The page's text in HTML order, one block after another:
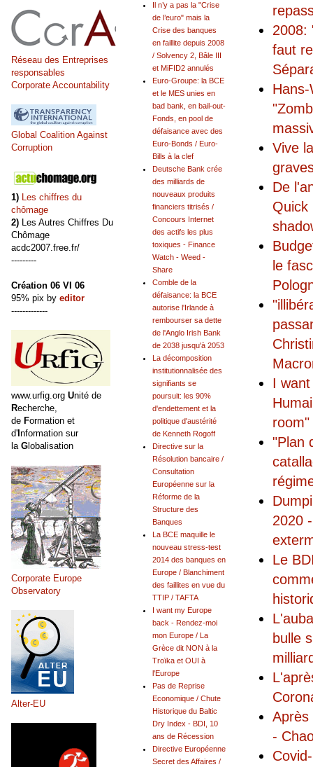
2008:
faut
Vive
De
Quick
le
I
"Plan
2020
Le
bulle
Après
-
Il n’y a pas la "Crise
de l’euro" mais la
Crise des banques
en faillite depuis 2008
/ Solvency 2, Bâle III
et MiFID2 annulés
Euro-Groupe: la BCE
et le MES unies en
bad bank, en bail-out-
Fonds, en pool de
défaisance avec des
Euro-Bonds / Euro-
Bills à la clef
Deutsche Bank crée
des milliards de
nouveaux produits
financiers titrisés /
Concours Internet
des actifs les plus
toxiques - Finance
Watch - Weed -
Share
Comble de la
défaisance: la BCE
autorise l'Irlande à
rembourser sa dette
de l'Anglo Irish Bank
de 2038 jusqu'à 2053
La décomposition
institutionnalisée des
signifiants se
poursuit: les 90%
d'endettement et la
politique d'austérité
de Kenneth Rogoff
Directive sur la
Résolution bancaire /
Consultation
Européenne sur la
Réforme de la
Structure des
Banques
La BCE maquille le
nouveau stress-test
2014 des banques en
Europe / Blanchiment
des faillites en vue du
TTIP / TAFTA
I want my Europe
back - Rendez-moi
mon Europe / La
Grèce dit NON à la
Troïka et OUI à
l'Europe
Pas de Reprise
Economique / Chute
Historique du Baltic
Dry Index - BDI, 10
ans de Récession
Directive Européenne
Secret des Affaires /
Réseau des Entreprises
responsables
Corporate Accountability
Global Coalition Against
Corruption
1) Les chiffres du
chômage
2) Les Autres Chiffres Du
Chômage
acdc2007.free.fr/
---------
Création 06 VI 06
95% pix by editor
-------------
www.urfig.org Unité de
Recherche,
de Formation et
d'Information sur
la Globalisation
Corporate Europe
Observatory
Alter-EU